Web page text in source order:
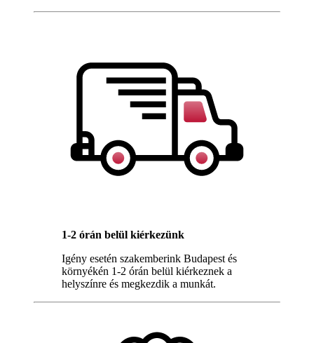
1-2 órán belül kiérkezünk
Igény esetén szakemberink Budapest és
környékén 1-2 órán belül kiérkeznek a
helyszínre és megkezdik a munkát.